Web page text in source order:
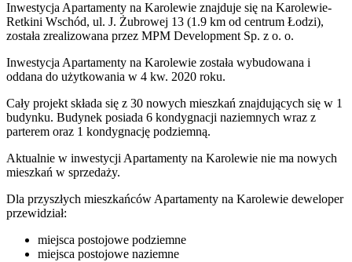
Inwestycja Apartamenty na Karolewie znajduje się na Karolewie-
Retkini Wschód, ul. J. Żubrowej 13 (1.9 km od centrum Łodzi),
została zrealizowana przez MPM Development Sp. z o. o.
Inwestycja Apartamenty na Karolewie została wybudowana i
oddana do użytkowania w 4 kw. 2020 roku.
Cały projekt składa się z 30 nowych mieszkań znajdujących się w 1
budynku. Budynek posiada 6 kondygnacji naziemnych wraz z
parterem oraz 1 kondygnację podziemną.
Aktualnie w inwestycji Apartamenty na Karolewie nie ma nowych
mieszkań w sprzedaży.
Dla przyszłych mieszkańców Apartamenty na Karolewie deweloper
przewidział:
miejsca postojowe podziemne
miejsca postojowe naziemne